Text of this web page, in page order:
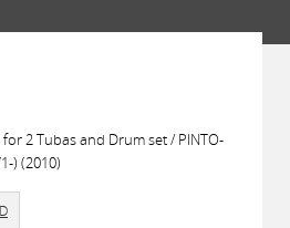
2 Tubas and Drum set / PINTO-
) (2010)